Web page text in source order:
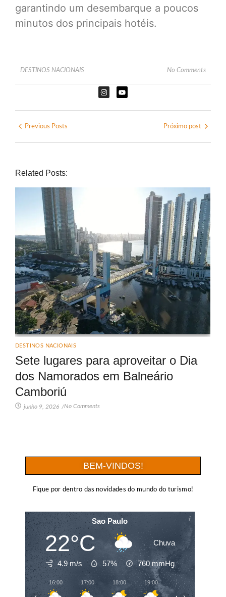
garantindo um desembarque a poucos
minutos dos principais hotéis.
DESTINOS NACIONAIS No Comments
Previous Posts Próximo post
Related Posts:
DESTINOS NACIONAIS
Sete lugares para aproveitar o Dia
dos Namorados em Balneário
Camboriú
junho 9, 2026 /No Comments
BEM-VINDOS!
Fique por dentro das novidades do mundo do turismo!
Sao Paulo
22°C Chuva
4.9 m/s 57% 760mmHg
16:00 17:00 18:00 19:00 20:00